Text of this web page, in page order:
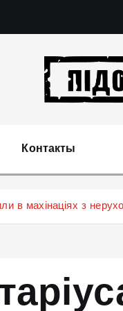
Контакты
в махінаціях з